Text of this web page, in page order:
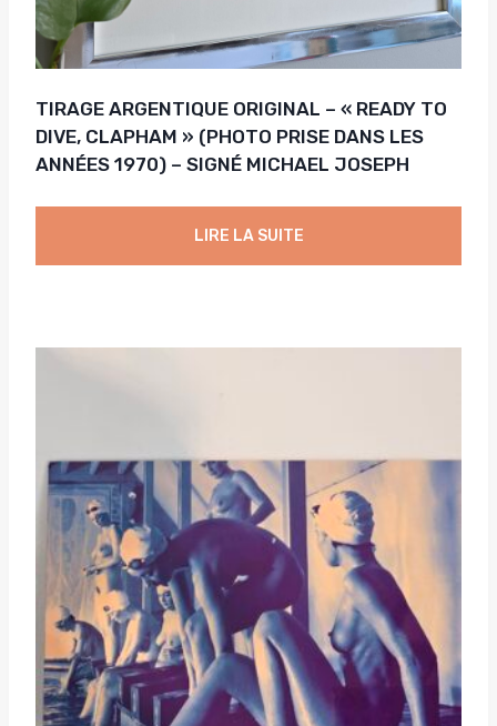
TIRAGE ARGENTIQUE ORIGINAL – « READY TO
DIVE, CLAPHAM » (PHOTO PRISE DANS LES
ANNÉES 1970) – SIGNÉ MICHAEL JOSEPH
LIRE LA SUITE